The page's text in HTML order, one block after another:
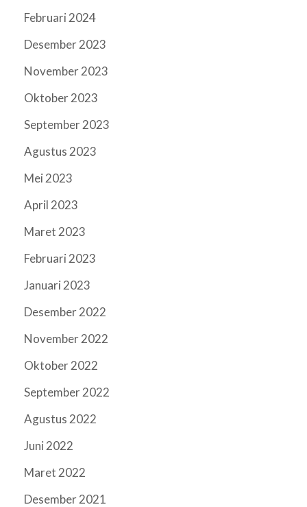
Februari 2024
Desember 2023
November 2023
Oktober 2023
September 2023
Agustus 2023
Mei 2023
April 2023
Maret 2023
Februari 2023
Januari 2023
Desember 2022
November 2022
Oktober 2022
September 2022
Agustus 2022
Juni 2022
Maret 2022
Desember 2021